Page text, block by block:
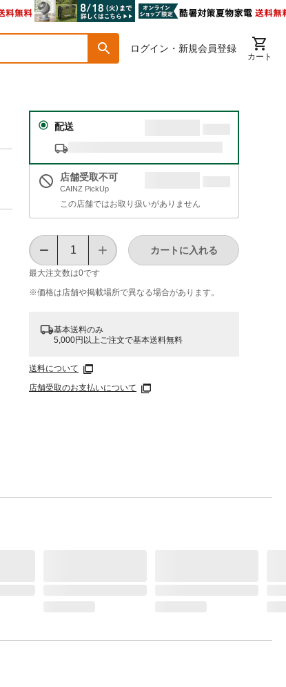
ログイン・新規会員登録
カート
配送
店舗受取不可
CAINZ PickUp
この店舗ではお取り扱いがありません
最大注文数は0です
カートに入れる
※価格は​店舗や​掲載場所で​異なる​場合が​あります。
基本送料のみ
5,000円以上ご注文で基本送料無料
送料について
店舗受取のお支払いについて